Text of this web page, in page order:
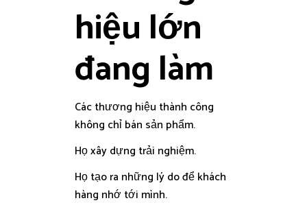
hiệu lớn
đang làm
Các thương hiệu thành công
không chỉ bán sản phẩm.
Họ xây dựng trải nghiệm.
Họ tạo ra những lý do để khách
hàng nhớ tới mình.